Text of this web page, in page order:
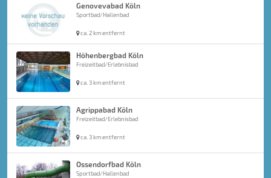
Genovevabad Köln
Sportbad/Hallenbad
ca. 2 km entfernt
Höhenbergbad Köln
Freizeitbad/Erlebnisbad
ca. 3 km entfernt
Agrippabad Köln
Freizeitbad/Erlebnisbad
ca. 3 km entfernt
Ossendorfbad Köln
Sportbad/Hallenbad